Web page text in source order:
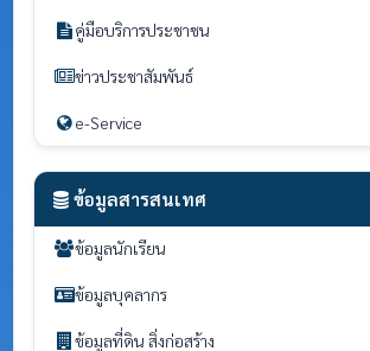
คู่มือบริการประชาชน
ข่าวประชาสัมพันธ์
e-Service
ข้อมูลสารสนเทศ
ข้อมูลนักเรียน
ข้อมูลบุคลากร
ข้อมูลที่ดิน สิ่งก่อสร้าง